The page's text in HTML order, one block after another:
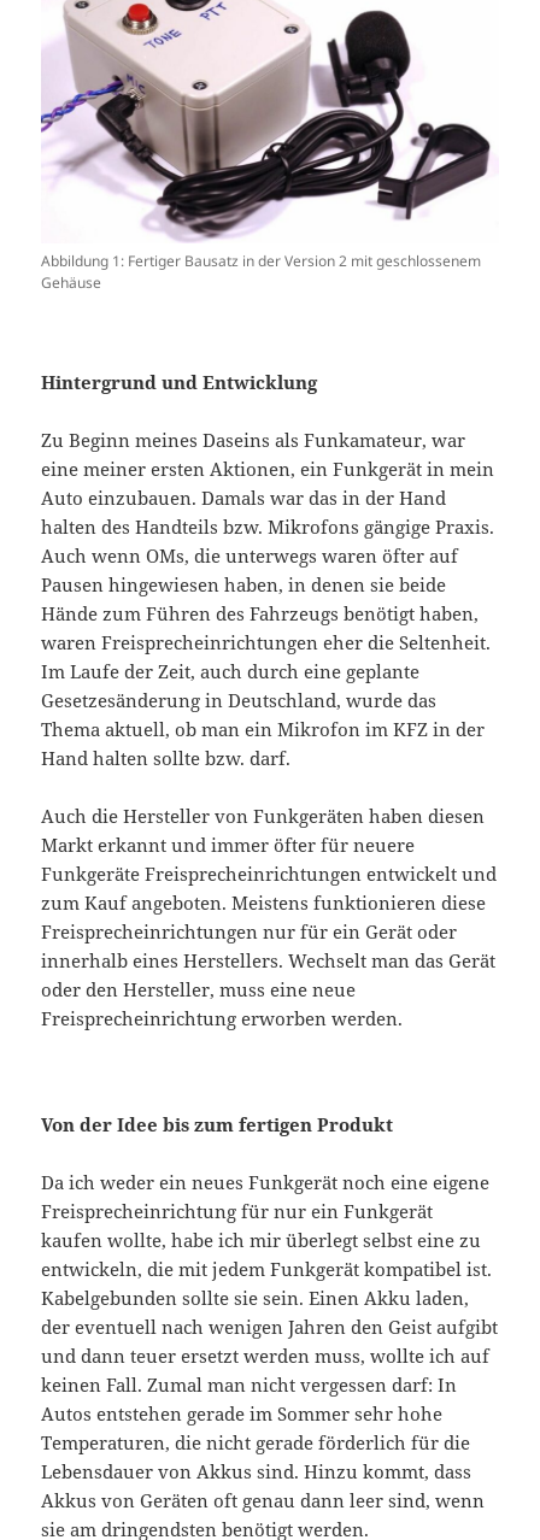
Abbildung 1: Fertiger Bausatz in der Version 2 mit geschlossenem
Gehäuse
Hintergrund und Entwicklung
Zu Beginn meines Daseins als Funkamateur, war
eine meiner ersten Aktionen, ein Funkgerät in mein
Auto einzubauen. Damals war das in der Hand
halten des Handteils bzw. Mikrofons gängige Praxis.
Auch wenn OMs, die unterwegs waren öfter auf
Pausen hingewiesen haben, in denen sie beide
Hände zum Führen des Fahrzeugs benötigt haben,
waren Freisprecheinrichtungen eher die Seltenheit.
Im Laufe der Zeit, auch durch eine geplante
Gesetzesänderung in Deutschland, wurde das
Thema aktuell, ob man ein Mikrofon im KFZ in der
Hand halten sollte bzw. darf.
Auch die Hersteller von Funkgeräten haben diesen
Markt erkannt und immer öfter für neuere
Funkgeräte Freisprecheinrichtungen entwickelt und
zum Kauf angeboten. Meistens funktionieren diese
Freisprecheinrichtungen nur für ein Gerät oder
innerhalb eines Herstellers. Wechselt man das Gerät
oder den Hersteller, muss eine neue
Freisprecheinrichtung erworben werden.
Von der Idee bis zum fertigen Produkt
Da ich weder ein neues Funkgerät noch eine eigene
Freisprecheinrichtung für nur ein Funkgerät
kaufen wollte, habe ich mir überlegt selbst eine zu
entwickeln, die mit jedem Funkgerät kompatibel ist.
Kabelgebunden sollte sie sein. Einen Akku laden,
der eventuell nach wenigen Jahren den Geist aufgibt
und dann teuer ersetzt werden muss, wollte ich auf
keinen Fall. Zumal man nicht vergessen darf: In
Autos entstehen gerade im Sommer sehr hohe
Temperaturen, die nicht gerade förderlich für die
Lebensdauer von Akkus sind. Hinzu kommt, dass
Akkus von Geräten oft genau dann leer sind, wenn
sie am dringendsten benötigt werden.